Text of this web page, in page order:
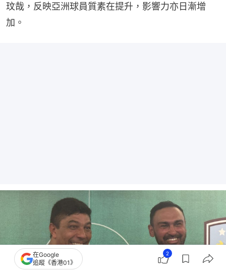
玟哉，反映亞洲球員質素在提升，影響力亦日漸增
加。
在Google
追蹤《香港01》
2